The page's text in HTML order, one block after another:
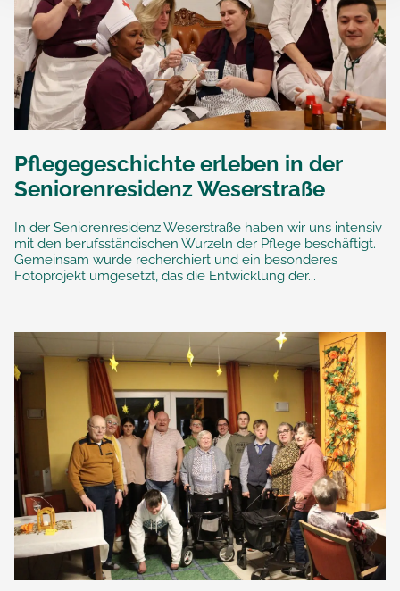
Pflegegeschichte erleben in der
Seniorenresidenz Weserstraße
In der Seniorenresidenz Weserstraße haben wir uns intensiv
mit den berufsständischen Wurzeln der Pflege beschäftigt.
Gemeinsam wurde recherchiert und ein besonderes
Fotoprojekt umgesetzt, das die Entwicklung der...